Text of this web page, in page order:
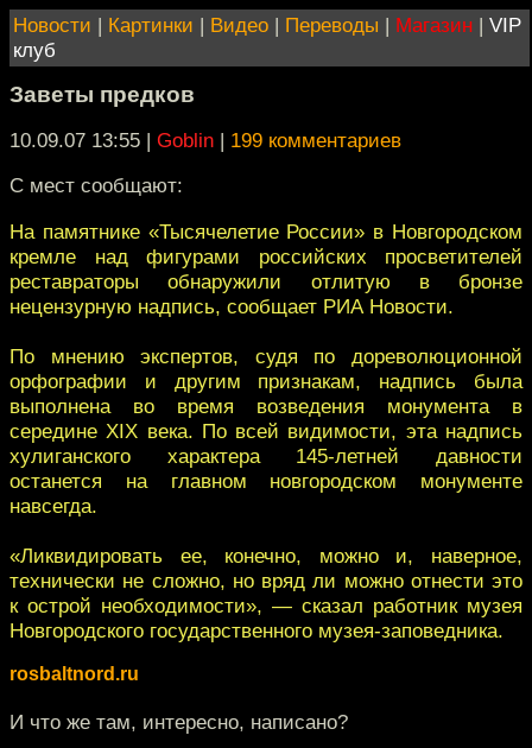
Новости | Картинки | Видео | Переводы | Магазин | VIP
клуб
Заветы предков
10.09.07 13:55 | Goblin | 199 комментариев
С мест сообщают:
На памятнике «Тысячелетие России» в Новгородском
кремле над фигурами российских просветителей
реставраторы обнаружили отлитую в бронзе
нецензурную надпись, сообщает РИА Новости.
По мнению экспертов, судя по дореволюционной
орфографии и другим признакам, надпись была
выполнена во время возведения монумента в
середине XIX века. По всей видимости, эта надпись
хулиганского характера 145-летней давности
останется на главном новгородском монументе
навсегда.
«Ликвидировать ее, конечно, можно и, наверное,
технически не сложно, но вряд ли можно отнести это
к острой необходимости», — сказал работник музея
Новгородского государственного музея-заповедника.
rosbaltnord.ru
И что же там, интересно, написано?